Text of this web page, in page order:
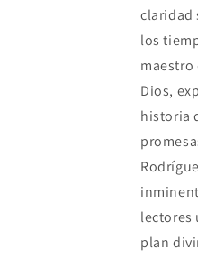
claridad
los
maestro
Dios,
historia
lectores
plan